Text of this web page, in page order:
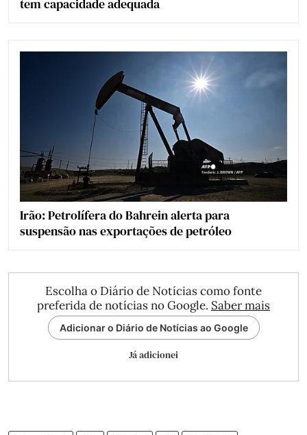
tem capacidade adequada
Irão: Petrolífera do Bahrein alerta para
suspensão nas exportações de petróleo
Escolha o Diário de Notícias como fonte
preferida de notícias no Google. Saber mais
Adicionar o Diário de Notícias ao Google
Já adicionei